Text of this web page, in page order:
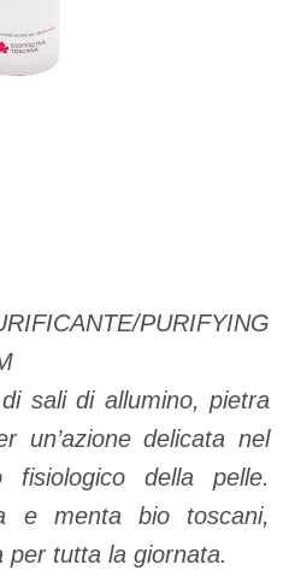
PURIFYING
sali di allumino, pietra
un’azione delicata nel
fisiologico della pelle.
e menta bio toscani,
per tutta la giornata.